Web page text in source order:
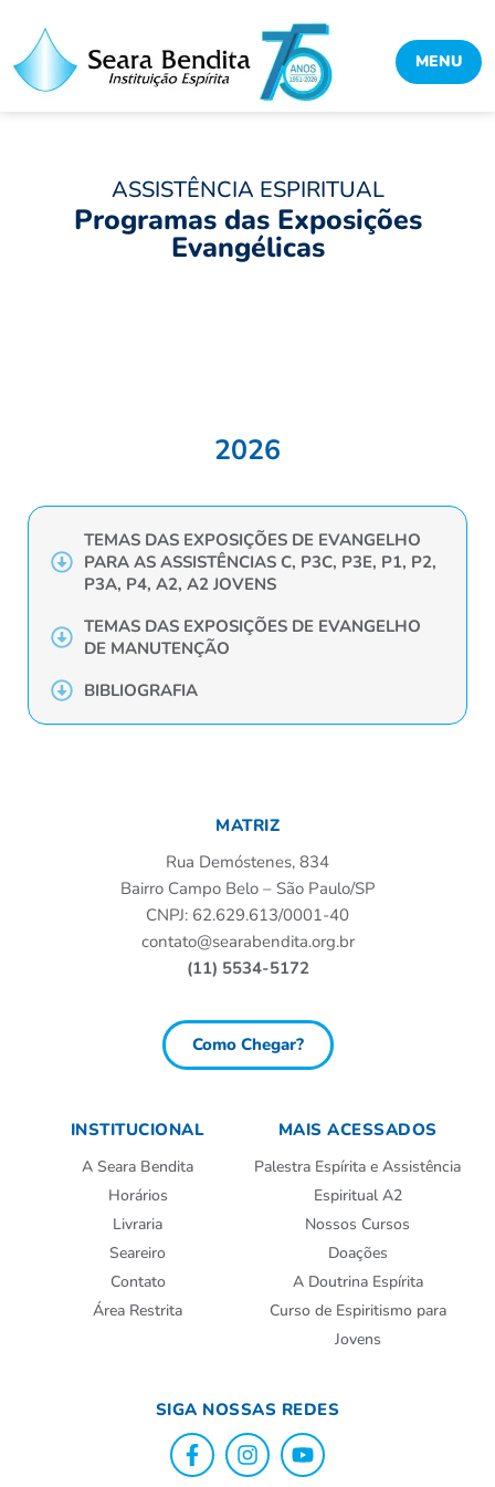
MENU
ASSISTÊNCIA ESPIRITUAL
Programas das Exposições
Evangélicas
2026
TEMAS DAS EXPOSIÇÕES DE EVANGELHO
PARA AS ASSISTÊNCIAS C, P3C, P3E, P1, P2,
P3A, P4, A2, A2 JOVENS
TEMAS DAS EXPOSIÇÕES DE EVANGELHO
DE MANUTENÇÃO
BIBLIOGRAFIA
MATRIZ
Rua Demóstenes, 834
Bairro Campo Belo – São Paulo/SP
CNPJ: 62.629.613/0001-40
contato@searabendita.org.br
(11) 5534-5172
Como Chegar?
INSTITUCIONAL
A Seara Bendita
Horários
Livraria
Seareiro
Contato
Área Restrita
MAIS ACESSADOS
Palestra Espírita e Assistência
Espiritual A2
Nossos Cursos
Doações
A Doutrina Espírita
Curso de Espiritismo para
Jovens
SIGA NOSSAS REDES